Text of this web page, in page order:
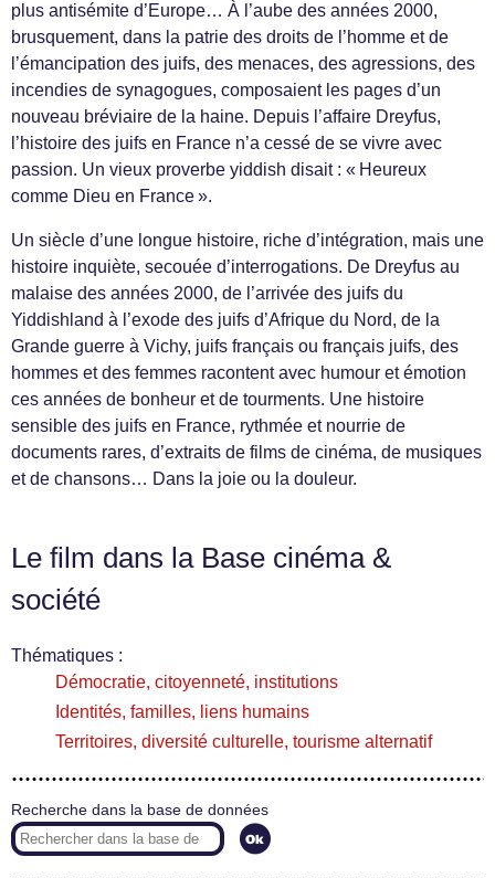
plus antisémite d’Europe… À l’aube des années 2000,
brusquement, dans la patrie des droits de l’homme et de
l’émancipation des juifs, des menaces, des agressions, des
incendies de synagogues, composaient les pages d’un
nouveau bréviaire de la haine. Depuis l’affaire Dreyfus,
l’histoire des juifs en France n’a cessé de se vivre avec
passion. Un vieux proverbe yiddish disait : « Heureux
comme Dieu en France ».
Un siècle d’une longue histoire, riche d’intégration, mais une
histoire inquiète, secouée d’interrogations. De Dreyfus au
malaise des années 2000, de l’arrivée des juifs du
Yiddishland à l’exode des juifs d’Afrique du Nord, de la
Grande guerre à Vichy, juifs français ou français juifs, des
hommes et des femmes racontent avec humour et émotion
ces années de bonheur et de tourments. Une histoire
sensible des juifs en France, rythmée et nourrie de
documents rares, d’extraits de films de cinéma, de musiques
et de chansons… Dans la joie ou la douleur.
Le film dans la Base cinéma &
société
Thématiques :
Démocratie, citoyenneté, institutions
Identités, familles, liens humains
Territoires, diversité culturelle, tourisme alternatif
Recherche dans la base de données